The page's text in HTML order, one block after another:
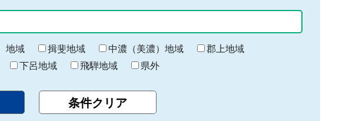
地域 揖斐地域 中濃（美濃）地域
郡上地域
下呂地域 飛騨地域 県外